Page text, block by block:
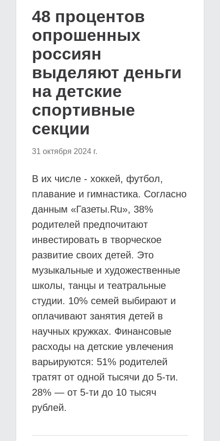
48 процентов
опрошенных
россиян
выделяют деньги
на детские
спортивные
секции
31 октября 2024 г.
В их числе - хоккей, футбол,
плавание и гимнастика. Согласно
данным «Газеты.Ru», 38%
родителей предпочитают
инвестировать в творческое
развитие своих детей. Это
музыкальные и художественные
школы, танцы и театральные
студии. 10% семей выбирают и
оплачивают занятия детей в
научных кружках. Финансовые
расходы на детские увлечения
варьируются: 51% родителей
тратят от одной тысячи до 5-ти.
28% — от 5-ти до 10 тысяч
рублей.